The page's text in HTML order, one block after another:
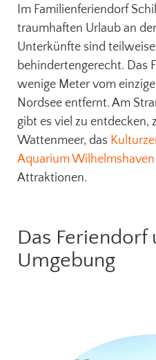
Im Familienferiendorf
traumhaften Urlaub an
Unterkünfte sind
behindertengerecht. Das
wenige Meter vom
Nordsee entfernt. Am
gibt es viel zu entdecken,
Wattenmeer, das
Aquarium Wilhelmshaven
Attraktionen.
Das Feriendorf
Umgebung